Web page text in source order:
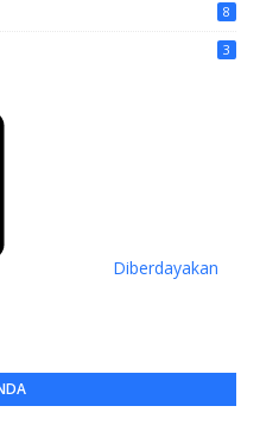
8
3
Diberdayakan